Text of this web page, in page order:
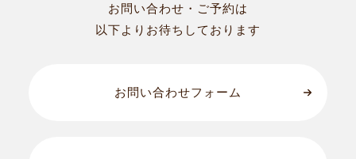
お問い合わせ・ご予約は
以下よりお待ちしております
お問い合わせフォーム